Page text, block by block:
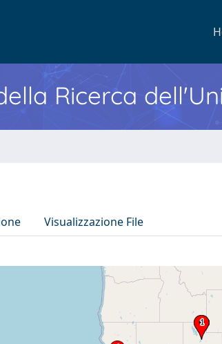
Ricerca
Visualizzazione File